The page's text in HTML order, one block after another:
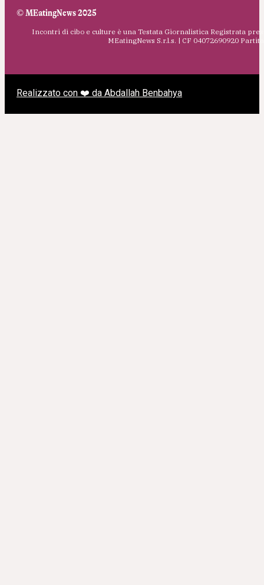
© MEatingNews 2025
Incontri di cibo e culture è una Testata Giornalistica Registrata
MEatingNews S.r.l.s. | CF 04072690920
Realizzato con ❤️ da Abdallah Benbahya